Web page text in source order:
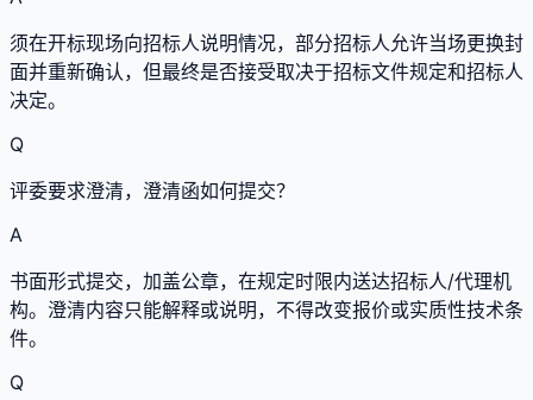
须在开标现场向招标人说明情况，部分招标人允许当场更换封
面并重新确认，但最终是否接受取决于招标文件规定和招标人
决定。
Q
评委要求澄清，澄清函如何提交？
A
书面形式提交，加盖公章，在规定时限内送达招标人/代理机
构。澄清内容只能解释或说明，不得改变报价或实质性技术条
件。
Q